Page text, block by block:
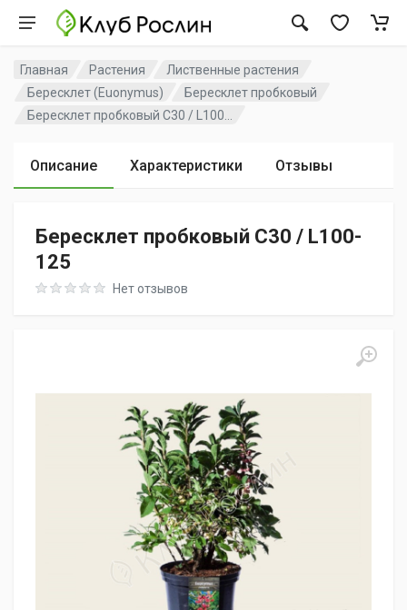
Главная Растения
Лиственные растения
Бересклет (Euonymus)
Бересклет пробковый
Бересклет пробковый C30 / L100...
Описание Характеристики Отзывы
Бересклет пробковый C30 / L100-
125
Rating: 0 out of 5Нет отзывов